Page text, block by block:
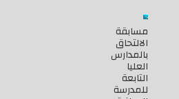
مسابقة
الالتحاق
بالمدارس
العليا
التابعة
للمدرسة